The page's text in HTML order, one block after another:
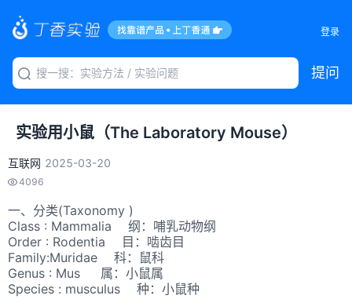
登录
提问
实验用小鼠（The Laboratory Mouse）
互联网 2025-03-20
4096
一、分类(Taxonomy )
Class : Mammalia 纲：哺乳动物纲
Order : Rodentia 目：啮齿目
Family:Muridae 科：鼠科
Genus : Mus 属：小鼠属
Species : musculus 种：小鼠种